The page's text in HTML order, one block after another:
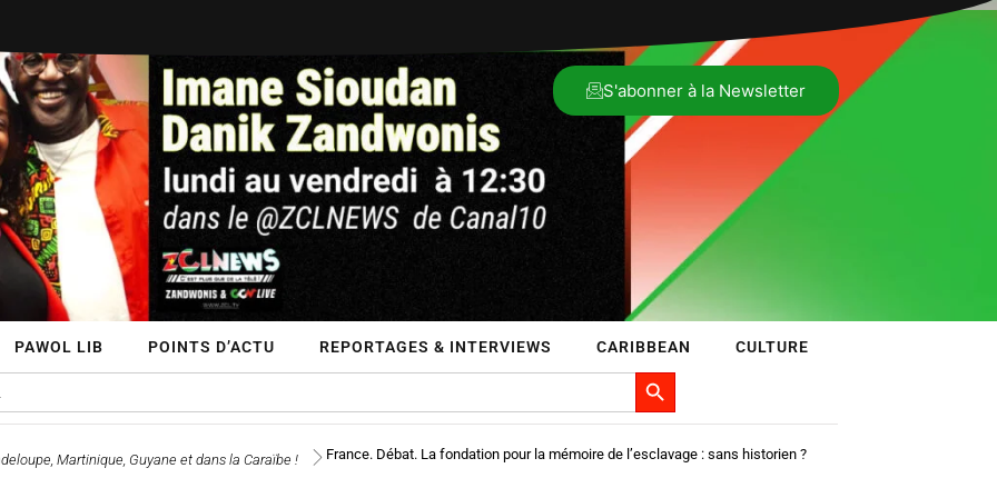
S'abonner à la Newsletter
PAWOL LIB POINTS D’ACTU REPORTAGES & INTERVIEWS CARIBBEAN CULTURE
Search Button
Martinique, Guyane et dans la Caraïbe ! France. Débat. La fondation pour la mémoire de l’esclavage : sans historien ?